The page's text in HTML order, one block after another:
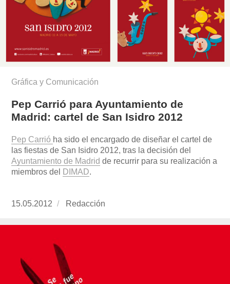
Gráfica y Comunicación
Pep Carrió para Ayuntamiento de
Madrid: cartel de San Isidro 2012
Pep Carrió ha sido el encargado de diseñar el cartel de
las fiestas de San Isidro 2012, tras la decisión del
Ayuntamiento de Madrid de recurrir para su realización a
miembros del
DIMAD.
Publicado
15.05.2012 https://www.experimenta.es/author/redaccion/
Redacción